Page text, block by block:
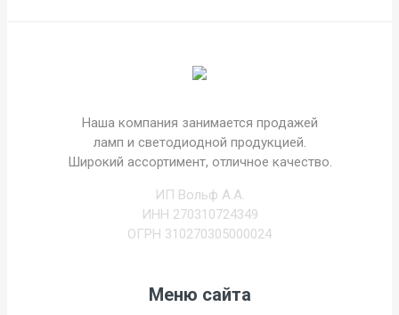
Наша компания занимается продажей
ламп и светодиодной продукцией.
Широкий ассортимент, отличное качество.
ИП Вольф А.А.
ИНН 270310724349
ОГРН 310270305000024
Меню сайта